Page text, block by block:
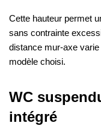
Cette hauteur permet
sans contrainte
distance mur-axe
modèle choisi.
WC
intégré